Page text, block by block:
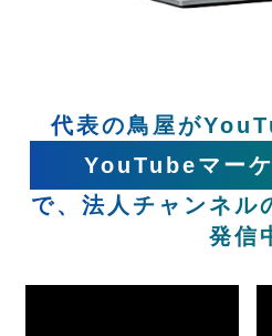
代表の鳥屋が
YouTubeマー
で、法人チャンネル
発信